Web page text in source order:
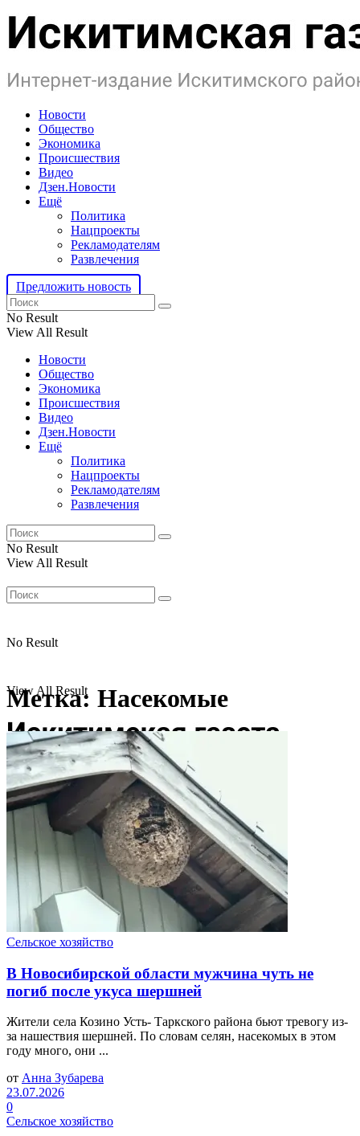
Новости
Общество
Экономика
Происшествия
Видео
Дзен.Новости
Ещё
Политика
Нацпроекты
Рекламодателям
Развлечения
Предложить новость
No Result
View All Result
Новости
Общество
Экономика
Происшествия
Видео
Дзен.Новости
Ещё
Политика
Нацпроекты
Рекламодателям
Развлечения
No Result
View All Result
No Result
View All Result
Метка: Насекомые
Сельское хозяйство
В Новосибирской области мужчина чуть не
погиб после укуса шершней
Жители села Козино Усть- Таркского района бьют тревогу из-
за нашествия шершней. По словам селян, насекомых в этом
году много, они ...
от Анна Зубарева
23.07.2026
0
Сельское хозяйство